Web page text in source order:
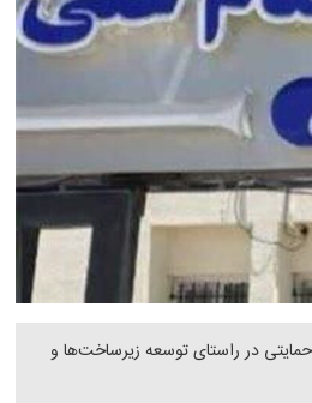
در راستای توسعه زیرساخت‌ها و